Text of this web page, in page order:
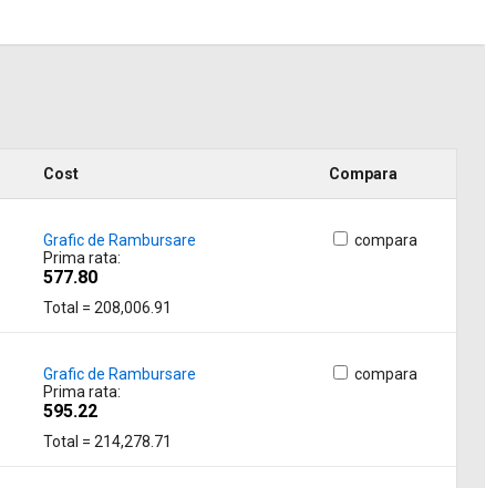
Cost Compara
Grafic de Rambursare
Prima rata:
577.80
Total = 208,006.91
compara
Grafic de Rambursare
Prima rata:
595.22
Total = 214,278.71
compara